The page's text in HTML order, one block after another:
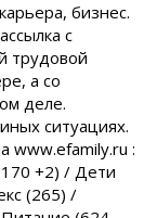
бизнес.
с
трудовой
а со
деле.
ситуациях.
www.efamily.ru :
+2) / Дети
(265) /